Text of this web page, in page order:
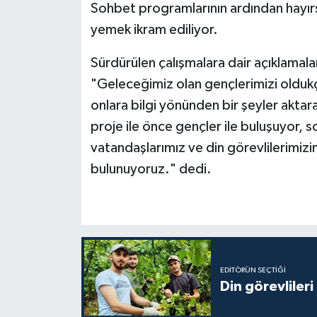
Sohbet programlarının ardından
yemek ikram ediliyor.
Sürdürülen çalışmalara dair
"Geleceğimiz olan gençlerimizi
onlara bilgi yönünden bir şeyler
proje ile önce gençler ile buluşuyor,
vatandaşlarımız ve din
bulunuyoruz." dedi.
EDITÖRÜN SEÇTIĞI
Din görevlileri
Bitlis Müftülüğü
Bolu Müftülüğü
Burdur Müftülüğü
Bursa Müftülüğü
Çanakkale Müftülüğü
Çorum Müftülüğü
Denizli Müftülüğü
Makaleler
Biyografiler
Diyanet TV